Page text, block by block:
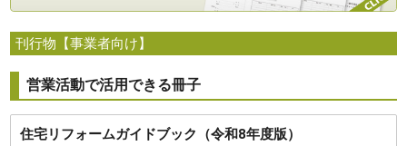
刊行物【事業者向け】
営業活動で活用できる冊子
住宅リフォームガイドブック（令和8年度版）